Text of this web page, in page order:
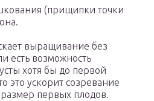
(прищипки точки
выращивание без
есть возможность
хотя бы до первой
это ускорит созревание
первых плодов.